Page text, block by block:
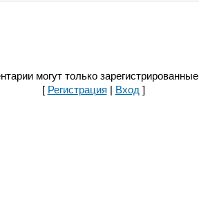
могут только
[ Регистрация Вход]